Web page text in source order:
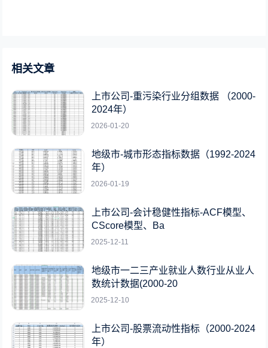
相关文章
上市公司-重污染行业分组数据 （2000-
2024年）
2026-01-20
地级市-城市形态指标数据（1992-2024
年）
2026-01-19
上市公司-会计稳健性指标-ACF模型、
CScore模型、Ba
2025-12-11
地级市一二三产业就业人数行业从业人
数统计数据(2000-20
2025-12-10
上市公司-股票流动性指标（2000-2024
年）